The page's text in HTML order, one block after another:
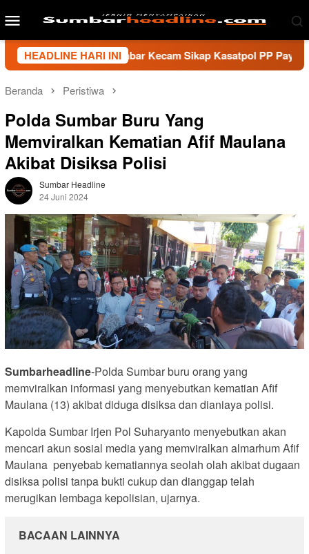
ke
Menu
Mobile
HEADLINE HARI INI
Sumbar Kecam Sikap Kasatpol PP Payakumbuh,
Beranda Peristiwa
Polda Sumbar Buru Yang
Memviralkan Kematian Afif Maulana
Akibat Disiksa Polisi
Sumbar Headline
24 Juni 2024
Sumbarheadline-Polda Sumbar buru orang yang
memviralkan informasi yang menyebutkan kematian Afif
Maulana (13) akibat diduga disiksa dan dianiaya polisi.
Kapolda Sumbar Irjen Pol Suharyanto menyebutkan akan
mencari akun sosial media yang memviralkan almarhum Afif
Maulana penyebab kematiannya seolah olah akibat dugaan
disiksa polisi tanpa bukti cukup dan dianggap telah
merugikan lembaga kepolisian, ujarnya.
BACAAN LAINNYA